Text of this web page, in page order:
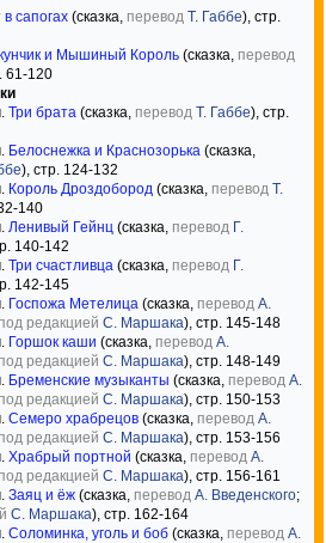
в сапогах (сказка, перевод Т. Габбе), стр.
и Мышиный Король (сказка, перевод
61-120
Три брата (сказка, перевод Т. Габбе), стр.
Белоснежка и Краснозорька (сказка,
), стр. 124-132
Король Дроздобород (сказка, перевод Т.
140
Ленивый Гейнц (сказка, перевод Г.
140-142
Три счастливца (сказка, перевод Г.
142-145
Госпожа Метелица (сказка, перевод А.
под редакцией С. Маршака), стр. 145-148
Горшок каши (сказка, перевод А.
под редакцией С. Маршака), стр. 148-149
Бременские музыканты (сказка, перевод А.
под редакцией С. Маршака), стр. 150-153
Семеро храбрецов (сказка, перевод А.
под редакцией С. Маршака), стр. 153-156
Храбрый портной (сказка, перевод А.
под редакцией С. Маршака), стр. 156-161
Заяц и ёж (сказка, перевод А. Введенского;
С. Маршака), стр. 162-164
Соломинка, уголь и боб (сказка, перевод А.